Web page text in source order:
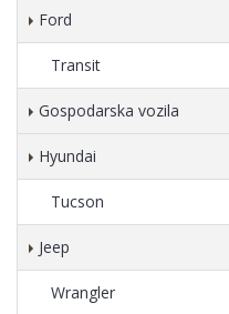
Ford
Transit
Gospodarska vozila
Hyundai
Tucson
Jeep
Wrangler